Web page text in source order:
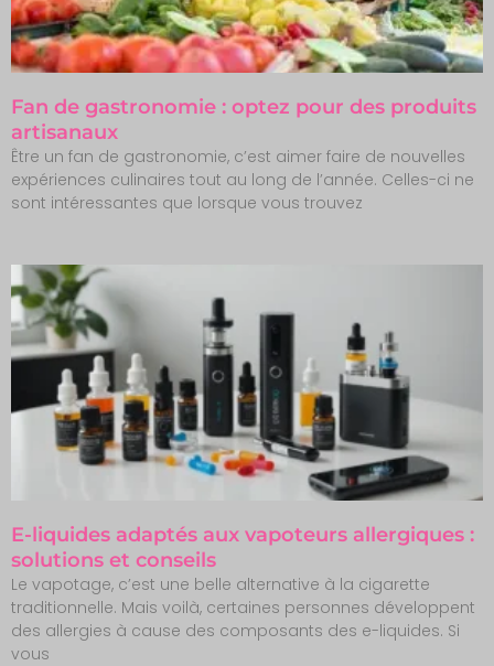
Fan de gastronomie : optez pour des produits
artisanaux
Être un fan de gastronomie, c’est aimer faire de nouvelles
expériences culinaires tout au long de l’année. Celles-ci ne
sont intéressantes que lorsque vous trouvez
E-liquides adaptés aux vapoteurs allergiques :
solutions et conseils
Le vapotage, c’est une belle alternative à la cigarette
traditionnelle. Mais voilà, certaines personnes développent
des allergies à cause des composants des e-liquides. Si
vous